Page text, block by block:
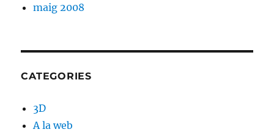
maig 2008
CATEGORIES
3D
A la web